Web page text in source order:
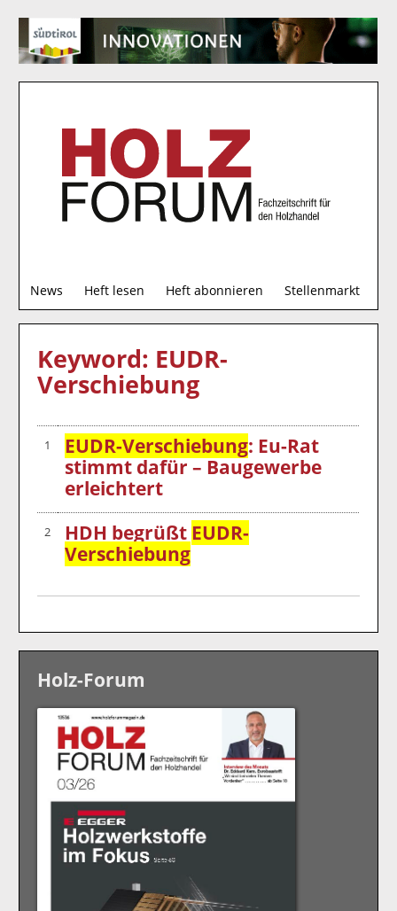
News Heft lesen Heft abonnieren Stellenmarkt
u
c
Keyword: EUDR-
Verschiebung
1 EUDR-Verschiebung: Eu-Rat
stimmt dafür – Baugewerbe
erleichtert
2 HDH begrüßt EUDR-
Verschiebung
Holz-Forum